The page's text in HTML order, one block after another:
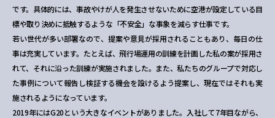
です。具体的には、事故やけが人を発生させないために空港が設定している目
標や取り決めに抵触するような「不安全」な事象を減らす仕事です。
若い世代が多い部署なので、提案や意見が採用されることもあり、毎日の仕
事は充実しています。たとえば、飛行場運用の訓練を計画した私の案が採用さ
れて、それに沿った訓練が実施されました。また、私たちのグループで対応し
た事例について報告し検証する機会を設けるよう提案し、現在ではそれも実
施されるようになっています。
2019年にはG20という大きなイベントがありました。入社して7年目ながら、